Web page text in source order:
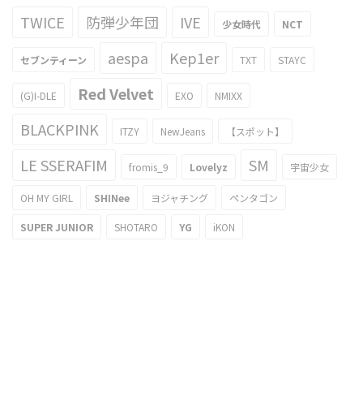
TWICE 防弾少年団 IVE 少女時代 NCT
セブンティーン aespa Kep1er TXT STAYC
(G)I-DLE Red Velvet EXO NMIXX
BLACKPINK ITZY NewJeans 【スポット】
LE SSERAFIM fromis_9 Lovelyz SM 宇宙少女
OH MY GIRL SHINee ヨジャチング ペンタゴン
SUPER JUNIOR SHOTARO YG iKON